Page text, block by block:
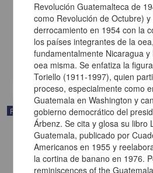
Mujeres y guerra en Guatemala y Chiapas
Soriano Hernández, Silvia - Centro
América Latina y el Caribe, UNAM
Artes y Humanidades
Publicación editorial
Revolución Guatemalteca de
como Revolución de Octubre)
derrocamiento en 1954 con la
los países integrantes de la oea,
fundamentalmente Nicaragua
oea misma. Se enfatiza la
Toriello (1911-1997), quien
proceso, especialmente como
Guatemala en Washington y
gobierno democrático del
Árbenz. Se cita y glosa su libro
Guatemala, publicado por
Americanos en 1955 y
la cortina de banano en 1976.
reminiscences of the